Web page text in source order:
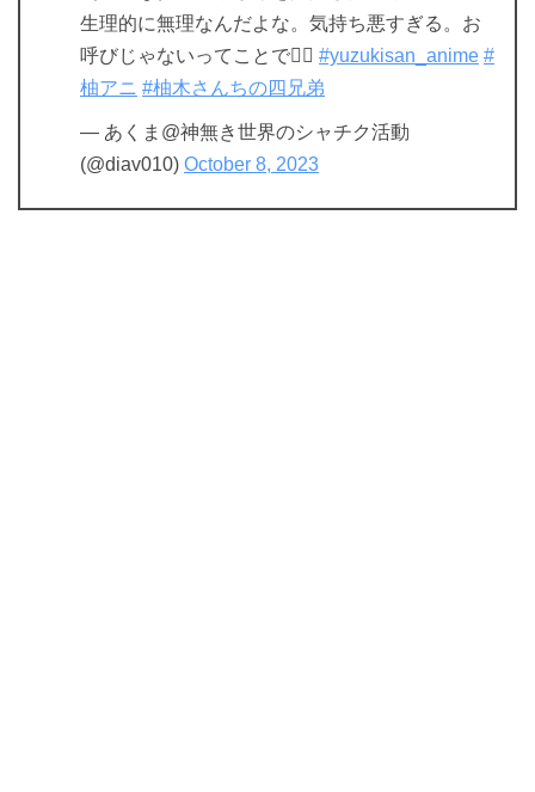
生理的に無理なんだよな。気持ち悪すぎる。お
呼びじゃないってことで🙅‍♂️ #yuzukisan_anime #
柚アニ #柚木さんちの四兄弟
— あくま@神無き世界のシャチク活動
(@diav010) October 8, 2023